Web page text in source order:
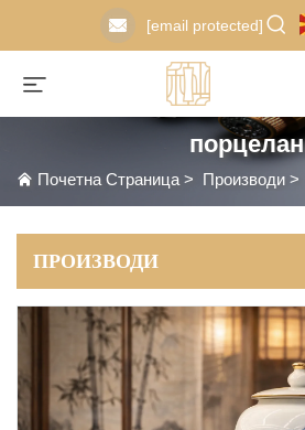
[email protected]
порцелан
Почетна Страница > Производи >
ПРОИЗВОДИ